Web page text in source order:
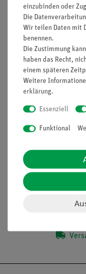
Extrapolation.
Lernziele
Clausius-
Van't Hoff Gesetz
Carnot-Prozess
(Bitte beachten:
Sprache erhältlich)
Lieferumfang
Media /
einzubinden oder
Die
Wir teilen Daten mit
benennen.
Die Zustimmung
haben das Recht,
einem späteren
Weitere
erklärung.
Essenziell
Funktional